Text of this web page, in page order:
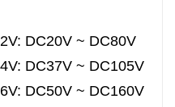
~ DC80V
~ DC105V
~ DC160V